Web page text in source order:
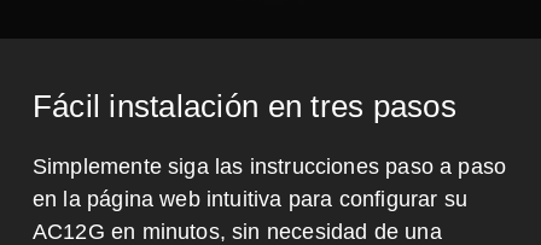
Fácil instalación en tres pasos
Simplemente siga las instrucciones paso a paso
en la página web intuitiva para configurar su
AC12G en minutos, sin necesidad de una